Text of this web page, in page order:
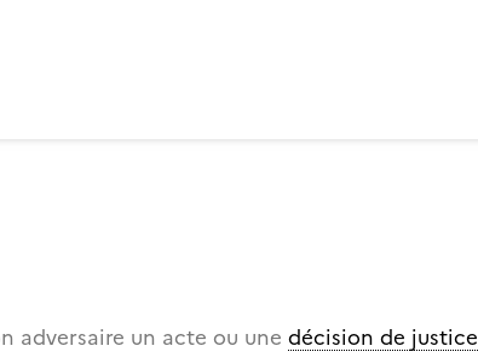
adversaire un acte ou une décision de justice